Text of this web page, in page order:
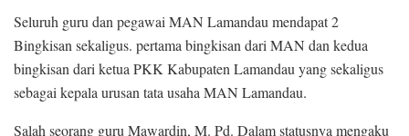
Seluruh guru dan pegawai MAN Lamandau mendapat 2
Bingkisan sekaligus. pertama bingkisan dari MAN dan kedua
bingkisan dari ketua PKK Kabupaten Lamandau yang sekaligus
sebagai kepala urusan tata usaha MAN Lamandau.
Salah seorang guru Mawardin, M. Pd. Dalam statusnya mengaku